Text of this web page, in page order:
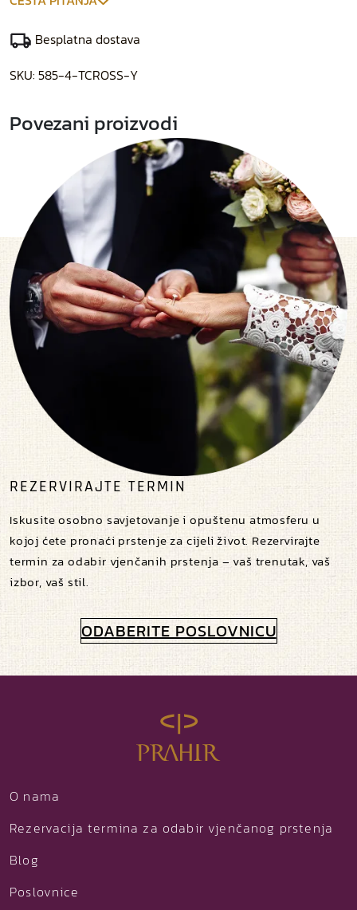
Besplatna dostava
SKU: 585-4-TCROSS-Y
Povezani proizvodi
REZERVIRAJTE TERMIN
Iskusite osobno savjetovanje i opuštenu atmosferu u
kojoj ćete pronaći prstenje za cijeli život. Rezervirajte
termin za odabir vjenčanih prstenja – vaš trenutak, vaš
izbor, vaš stil.
ODABERITE POSLOVNICU
O nama
Rezervacija termina za odabir vjenčanog prstenja
Blog
Poslovnice